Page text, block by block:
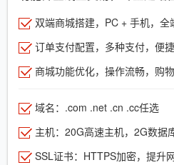
双端商城搭建，PC + 手机，全
订单支付配置，多种支付，便
商城功能优化，操作流畅，购
域名：.com .net .cn .cc任选
主机：20G高速主机，2G数据
SSL证书：HTTPS加密，提升